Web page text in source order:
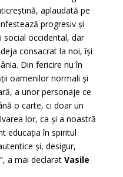
aplaudată pe
progresiv și
social occidental, dar
consacrat la noi, își
Din fericire nu în
oamenilor normali și
a unor personaje ce
o carte, ci doar un
lor, ca și a noastră
educația în spiritul
și, desigur,
a mai declarat Vasile